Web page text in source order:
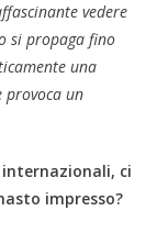
vedere
si propaga fino
una
un
ci
impresso?